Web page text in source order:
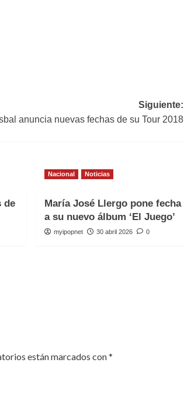
Siguiente:
anuncia nuevas fechas de su Tour 2018
de
Nacional Noticias
María José Llergo pone fecha
a su nuevo álbum ‘El Juego’
myipopnet 30 abril 2026 0
están marcados con*